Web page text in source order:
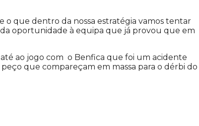
o que dentro da nossa estratégia vamos tentar
oportunidade à equipa que já provou que em
ao jogo com o Benfica que foi um acidente
que compareçam em massa para o dérbi do